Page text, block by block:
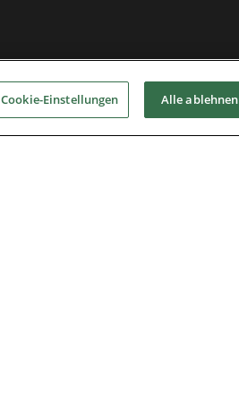
Cookie-Einstellungen Alle ablehnen